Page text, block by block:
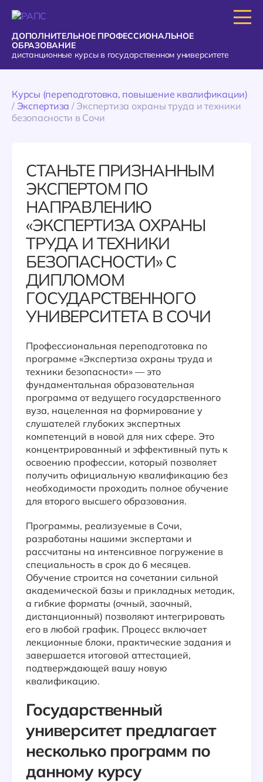
ДОПОЛНИТЕЛЬНОЕ ПРОФЕССИОНАЛЬНОЕ
ОБРАЗОВАНИЕ
дистанционные курсы в государственном университете
Курсы (переподготовка, повышение квалификации)
/ Экспертиза / Экспертиза охраны труда и техники
безопасности в Сочи
СТАНЬТЕ ПРИЗНАННЫМ
ЭКСПЕРТОМ ПО
НАПРАВЛЕНИЮ
«ЭКСПЕРТИЗА ОХРАНЫ
ТРУДА И ТЕХНИКИ
БЕЗОПАСНОСТИ» С
ДИПЛОМОМ
ГОСУДАРСТВЕННОГО
УНИВЕРСИТЕТА В СОЧИ
Профессиональная переподготовка по
программе «Экспертиза охраны труда и
техники безопасности» — это
фундаментальная образовательная
программа от ведущего государственного
вуза, нацеленная на формирование у
слушателей глубоких экспертных
компетенций в новой для них сфере. Это
концентрированный и эффективный путь к
освоению профессии, который позволяет
получить официальную квалификацию без
необходимости проходить полное обучение
для второго высшего образования.
Программы, реализуемые в Сочи,
разработаны нашими экспертами и
рассчитаны на интенсивное погружение в
специальность в срок до 6 месяцев.
Обучение строится на сочетании сильной
академической базы и прикладных методик,
а гибкие форматы (очный, заочный,
дистанционный) позволяют интегрировать
его в любой график. Процесс включает
лекционные блоки, практические задания и
завершается итоговой аттестацией,
подтверждающей вашу новую
квалификацию.
Государственный
университет предлагает
несколько программ по
данному курсу